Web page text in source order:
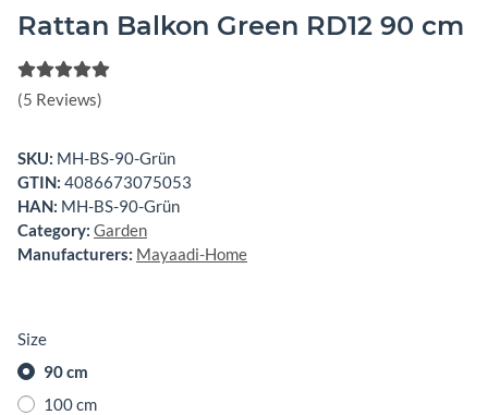
Rattan Balkon Green RD12 90 cm
(5 Reviews)
SKU: MH-BS-90-Grün
GTIN: 4086673075053
HAN: MH-BS-90-Grün
Category: Garden
Manufacturers: Mayaadi-Home
Size
90 cm
100 cm